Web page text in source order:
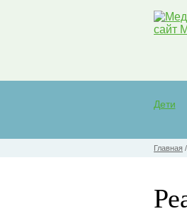
Дети
Главная /